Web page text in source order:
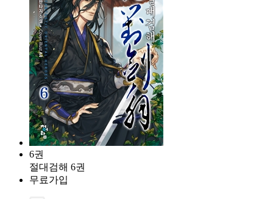
6권
절대검해 6권
무료가입